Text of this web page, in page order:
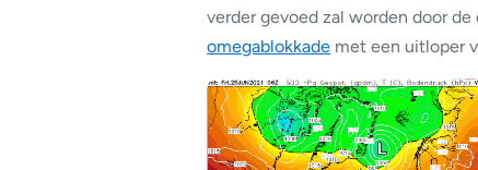
verder gevoed zal worden door
omegablokkade met een uitloper